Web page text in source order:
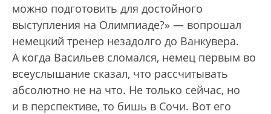
можно подготовить для достойного
выступления на Олимпиаде?» — вопрошал
немецкий тренер незадолго до Ванкувера.
А когда Васильев сломался, немец первым во
всеуслышание сказал, что рассчитывать
абсолютно не на что. Не только сейчас, но
и в перспективе, то бишь в Сочи. Вот его